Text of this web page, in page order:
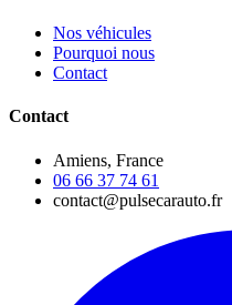
Nos véhicules
Pourquoi nous
Contact
Contact
Amiens, France
06 66 37 74 61
contact@pulsecarauto.fr